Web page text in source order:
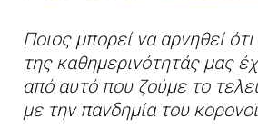
Ποιος μπορεί να αρνηθεί
της καθημερινότητάς μας
από αυτό που ζούμε το
με την πανδημία του